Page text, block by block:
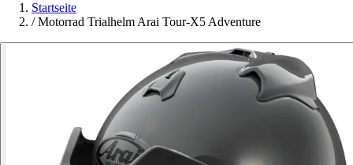
Startseite
/ Motorrad Trialhelm Arai Tour-X5 Adventure